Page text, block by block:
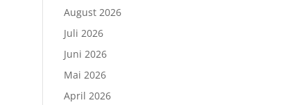
August 2026
Juli 2026
Juni 2026
Mai 2026
April 2026